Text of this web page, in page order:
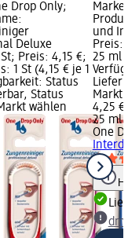
Drop Only;
Deluxe
Preis: 4,15 €;
1 St (4,15 € je 1
Status
Status
wählen
Marke:
und
Preis:
25 ml
Markt
4,25 €
25 ml
One
dm